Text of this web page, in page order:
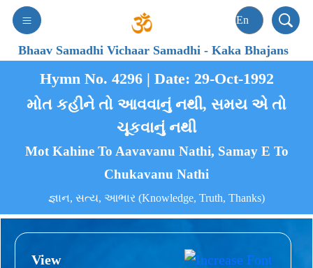
Bhaav Samadhi Vichaar Samadhi-Kaka Bhajans
Hymn No. 4296 | Date: 29-Oct-1992
મોત કહીને તો આવવાનું નથી, સમય એ તો
ચૂકવાનું નથી
Mot Kahine To Aavavanu Nathi, Samay E To
Chukavanu Nathi
જ્ઞાન, સત્ય, આભાર (Knowledge, Truth, Thanks)
View